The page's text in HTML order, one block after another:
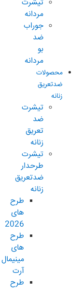
تیشرت
مردانه
جوراب
ضد
بو
مردانه
محصولات
ضدتعریق
زنانه
تیشرت
ضد
تعریق
زنانه
تیشرت
طرحدار
ضدتعریق
زنانه
طرح
های
2026
طرح
های
مینیمال
آرت
طرح